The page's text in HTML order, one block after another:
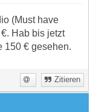
(Must have
Hab bis jetzt
150 € gesehen.
Zitieren